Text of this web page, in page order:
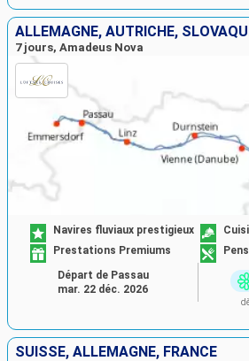
ALLEMAGNE, AUTRICHE,
7 jours, Amadeus Nova
Navires fluviaux prestigieux
Prestations Premiums
Départ de Passau
mar. 22 déc. 2026
SUISSE, ALLEMAGNE, FRANCE